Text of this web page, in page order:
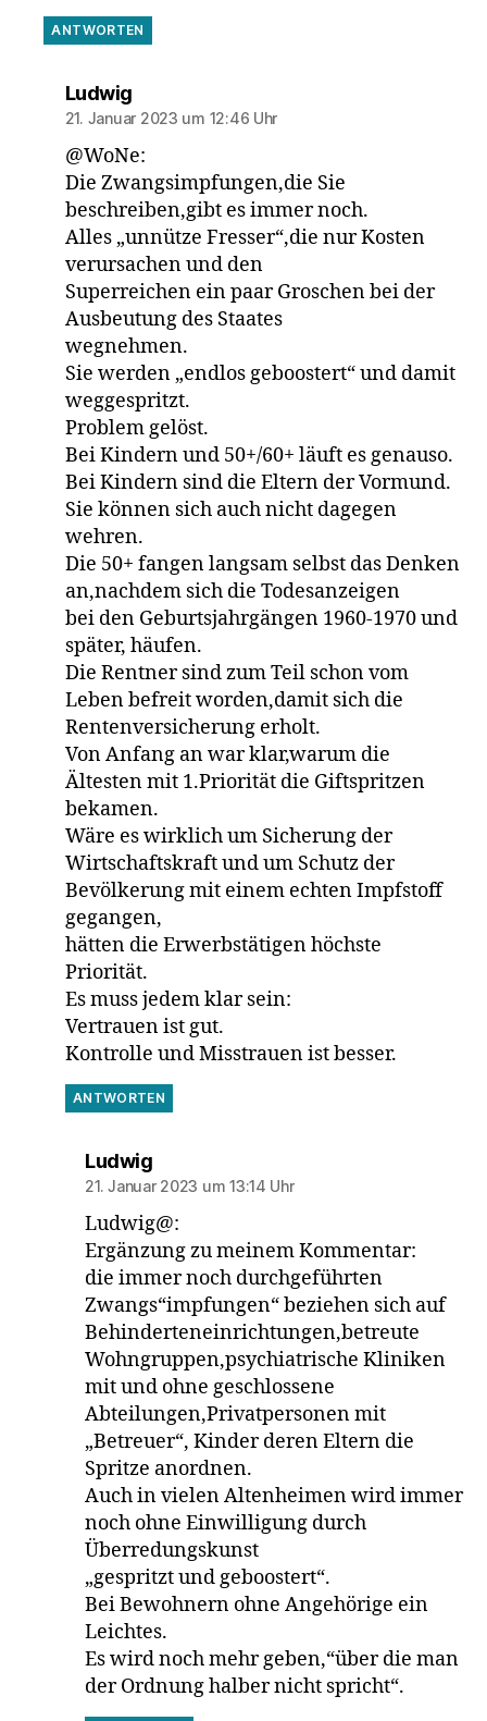
ANTWORTEN
Ludwigsagt:
21. Januar 2023 um 12:46 Uhr
@WoNe:
Die Zwangsimpfungen,die Sie
beschreiben,gibt es immer noch.
Alles „unnütze Fresser“,die nur Kosten
verursachen und den
Superreichen ein paar Groschen bei der
Ausbeutung des Staates
wegnehmen.
Sie werden „endlos geboostert“ und damit
weggespritzt.
Problem gelöst.
Bei Kindern und 50+/60+ läuft es genauso.
Bei Kindern sind die Eltern der Vormund.
Sie können sich auch nicht dagegen
wehren.
Die 50+ fangen langsam selbst das Denken
an,nachdem sich die Todesanzeigen
bei den Geburtsjahrgängen 1960-1970 und
später, häufen.
Die Rentner sind zum Teil schon vom
Leben befreit worden,damit sich die
Rentenversicherung erholt.
Von Anfang an war klar,warum die
Ältesten mit 1.Priorität die Giftspritzen
bekamen.
Wäre es wirklich um Sicherung der
Wirtschaftskraft und um Schutz der
Bevölkerung mit einem echten Impfstoff
gegangen,
hätten die Erwerbstätigen höchste
Priorität.
Es muss jedem klar sein:
Vertrauen ist gut.
Kontrolle und Misstrauen ist besser.
ANTWORTEN
Ludwigsagt:
21. Januar 2023 um 13:14 Uhr
Ludwig@:
Ergänzung zu meinem Kommentar:
die immer noch durchgeführten
Zwangs“impfungen“ beziehen sich auf
Behinderteneinrichtungen,betreute
Wohngruppen,psychiatrische Kliniken
mit und ohne geschlossene
Abteilungen,Privatpersonen mit
„Betreuer“, Kinder deren Eltern die
Spritze anordnen.
Auch in vielen Altenheimen wird immer
noch ohne Einwilligung durch
Überredungskunst
„gespritzt und geboostert“.
Bei Bewohnern ohne Angehörige ein
Leichtes.
Es wird noch mehr geben,“über die man
der Ordnung halber nicht spricht“.